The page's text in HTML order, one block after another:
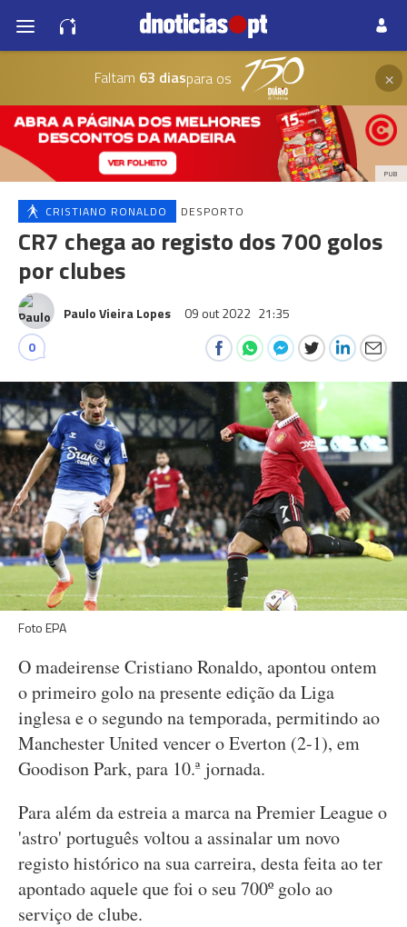
Faltam 63 diaspara os ×
PUB
CRISTIANO RONALDO DESPORTO
CR7 chega ao registo dos 700 golos
por clubes
Paulo Vieira Lopes 09 out 2022 21:35
0
Foto EPA
O madeirense Cristiano Ronaldo, apontou ontem
o primeiro golo na presente edição da Liga
inglesa e o segundo na temporada, permitindo ao
Manchester United vencer o Everton (2-1), em
Goodison Park, para 10.ª jornada.
Para além da estreia a marca na Premier League o
'astro' português voltou a assinalar um novo
registo histórico na sua carreira, desta feita ao ter
apontado aquele que foi o seu 700º golo ao
serviço de clube.